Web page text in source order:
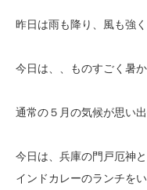
昨日は雨も降り、風も強
今日は、、ものすごく暑か
通常の５月の気候が思い出
今日は、兵庫の門戸厄神
インドカレーのランチを